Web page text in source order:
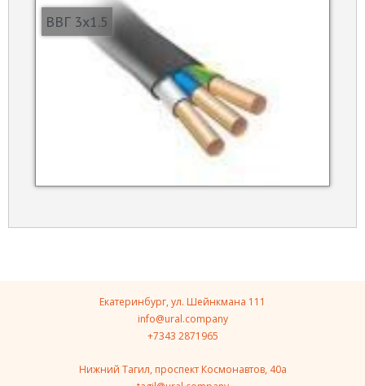
ВВГ 3х1.5
Екатеринбург, ул. Шейнкмана 111
info@ural.company
+7343 2871965
Нижний Тагил, проспект Космонавтов, 40a